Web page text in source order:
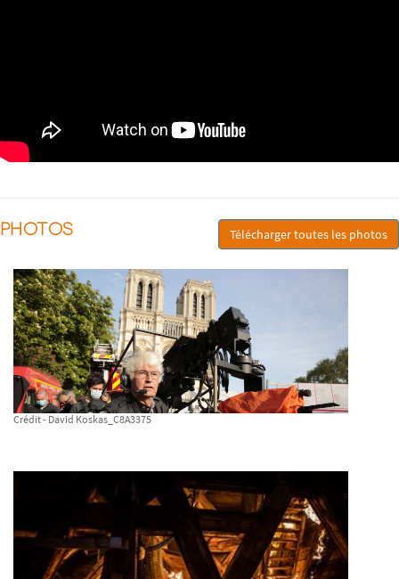
PHOTOS Télécharger toutes les photos
Crédit - David Koskas_C8A3375